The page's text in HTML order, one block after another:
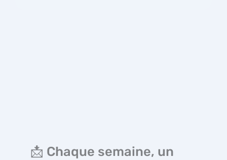
📩 Chaque semaine, un